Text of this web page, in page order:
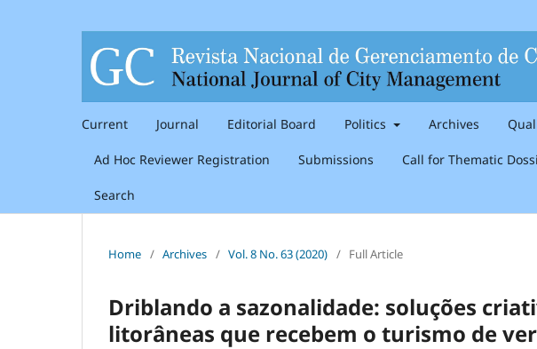
Current Journal Editorial Board Politics Archives
Ad Hoc Reviewer Registration Submissions Call for Thematic
Search
Home / Archives / Vol. 8 No. 63 (2020) / Full Article
Driblando a sazonalidade: soluções
litorâneas que recebem o turismo de